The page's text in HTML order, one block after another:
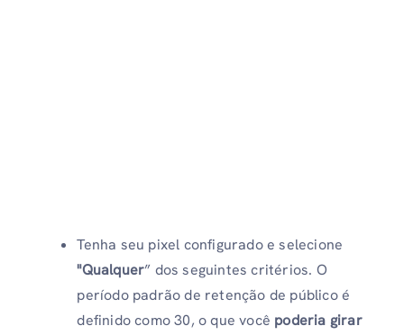
Tenha seu pixel configurado e selecione
"Qualquer” dos seguintes critérios. O
período padrão de retenção de público é
definido como 30, o que você poderia girar